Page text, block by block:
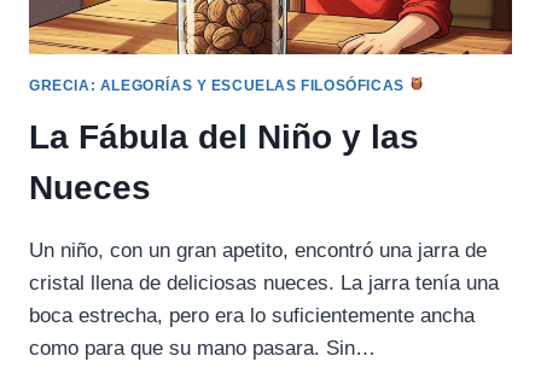
GRECIA: ALEGORÍAS Y ESCUELAS FILOSÓFICAS
La Fábula del Niño y las
Nueces
Un niño, con un gran apetito, encontró una jarra de
cristal llena de deliciosas nueces. La jarra tenía una
boca estrecha, pero era lo suficientemente ancha
como para que su mano pasara. Sin…